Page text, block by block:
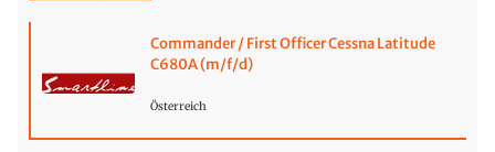
Commander / First Officer Cessna Latitude
C680A (m/f/d)
Österreich